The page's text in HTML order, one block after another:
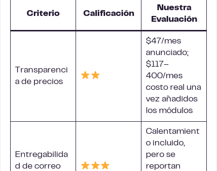
Criterio Calificación
Nuestra
Evaluación
Transparenci
a de precios
$47/mes
anunciado;
$117–
400/mes
costo real una
vez añadidos
los módulos
Entregabilida
d de correo
Calentamient
o incluido,
pero se
reportan